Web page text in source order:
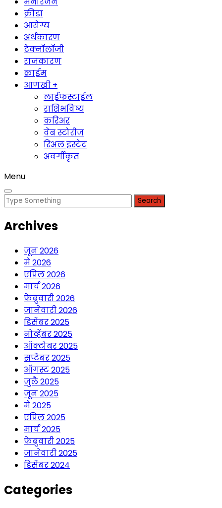
क्रीडा
आरोग्य
अर्थकारण
टेक्नॉलॉजी
राजकारण
क्राईम
आणखी +
लाईफस्टाईल
राशिभविष्य
करिअर
वेब स्टोरीज
रिअल इस्टेट
अवर्गीकृत
Menu
Search
Archives
जून 2026
मे 2026
एप्रिल 2026
मार्च 2026
फेब्रुवारी 2026
जानेवारी 2026
डिसेंबर 2025
नोव्हेंबर 2025
ऑक्टोबर 2025
सप्टेंबर 2025
ऑगस्ट 2025
जुलै 2025
जून 2025
मे 2025
एप्रिल 2025
मार्च 2025
फेब्रुवारी 2025
जानेवारी 2025
डिसेंबर 2024
Categories